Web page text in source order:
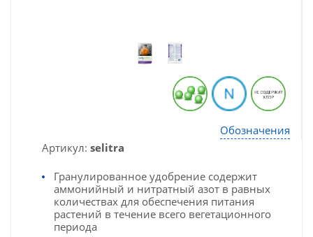
Обозначения
Артикул: selitra
Гранулированное удобрение содержит
аммонийный и нитратный азот в равных
количествах для обеспечения питания
растений в течение всего вегетационного
периода